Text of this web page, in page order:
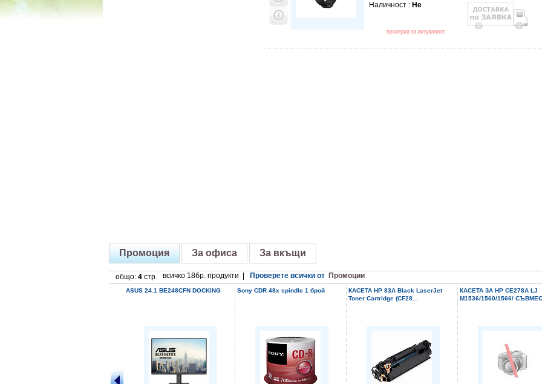
Наличност : Не
Промоция За офиса За вкъщи
общо: 4стр. всичко 18бр. продукти | Проверете всички от Промоции
ASUS 24.1 BE248CFN DOCKING Sony CDR 48x spindle 1 брой
КАСЕТА HP 83A Black LaserJet
Toner Cartridge (CF28...
КАСЕТА ЗА HP CE278A LJ
M1536/1560/1566/